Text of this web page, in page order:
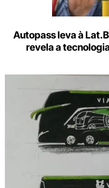
Autopass leva à
revela a